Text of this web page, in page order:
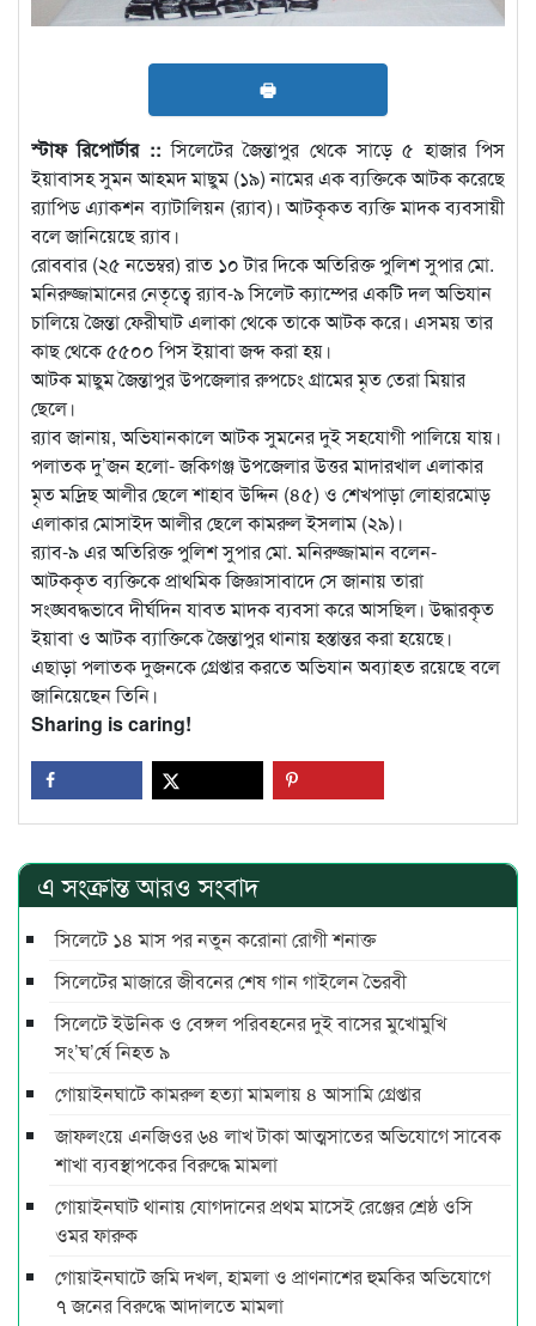
🖶
স্টাফ রিপোর্টার :: সিলেটের জৈন্তাপুর থেকে সাড়ে ৫ হাজার পিস
ইয়াবাসহ সুমন আহমদ মাছুম (১৯) নামের এক ব্যক্তিকে আটক করেছে
র‌্যাপিড এ্যাকশন ব্যাটালিয়ন (র‌্যাব)। আটকৃকত ব্যক্তি মাদক ব্যবসায়ী
বলে জানিয়েছে র‌্যাব।
রোববার (২৫ নভেম্বর) রাত ১০ টার দিকে অতিরিক্ত পুলিশ সুপার মো.
মনিরুজ্জামানের নেতৃত্বে র‍্যাব-৯ সিলেট ক্যাম্পের একটি দল অভিযান
চালিয়ে জৈন্তা ফেরীঘাট এলাকা থেকে তাকে আটক করে। এসময় তার
কাছ থেকে ৫৫০০ পিস ইয়াবা জব্দ করা হয়।
আটক মাছুম জৈন্তাপুর উপজেলার রুপচেং গ্রামের মৃত তেরা মিয়ার
ছেলে।
র‌্যাব জানায়, অভিযানকালে আটক সুমনের দুই সহযোগী পালিয়ে যায়।
পলাতক দু’জন হলো- জকিগঞ্জ উপজেলার উত্তর মাদারখাল এলাকার
মৃত মদ্রিছ আলীর ছেলে শাহাব উদ্দিন (৪৫) ও শেখপাড়া লোহারমোড়
এলাকার মোসাইদ আলীর ছেলে কামরুল ইসলাম (২৯)।
র‍্যাব-৯ এর অতিরিক্ত পুলিশ সুপার মো. মনিরুজ্জামান বলেন-
আটককৃত ব্যক্তিকে প্রাথমিক জিজ্ঞাসাবাদে সে জানায় তারা
সংঙ্ঘবদ্ধভাবে দীর্ঘদিন যাবত মাদক ব্যবসা করে আসছিল। উদ্ধারকৃত
ইয়াবা ও আটক ব্যাক্তিকে জৈন্তাপুর থানায় হস্তান্তর করা হয়েছে।
এছাড়া পলাতক দুজনকে গ্রেপ্তার করতে অভিযান অব্যাহত রয়েছে বলে
জানিয়েছেন তিনি।
Sharing is caring!
এ সংক্রান্ত আরও সংবাদ
সিলেটে ১৪ মাস পর নতুন করোনা রোগী শনাক্ত
সিলেটের মাজারে জীবনের শেষ গান গাইলেন ভৈরবী
সিলেটে ইউনিক ও বেঙ্গল পরিবহনের দুই বাসের মুখোমুখি
সং’ঘ’র্ষে নিহত ৯
গোয়াইনঘাটে কামরুল হত্যা মামলায় ৪ আসামি গ্রেপ্তার
জাফলংয়ে এনজিওর ৬৪ লাখ টাকা আত্মসাতের অভিযোগে সাবেক
শাখা ব্যবস্থাপকের বিরুদ্ধে মামলা
গোয়াইনঘাট থানায় যোগদানের প্রথম মাসেই রেঞ্জের শ্রেষ্ঠ ওসি
ওমর ফারুক
গোয়াইনঘাটে জমি দখল, হামলা ও প্রাণনাশের হুমকির অভিযোগে
৭ জনের বিরুদ্ধে আদালতে মামলা